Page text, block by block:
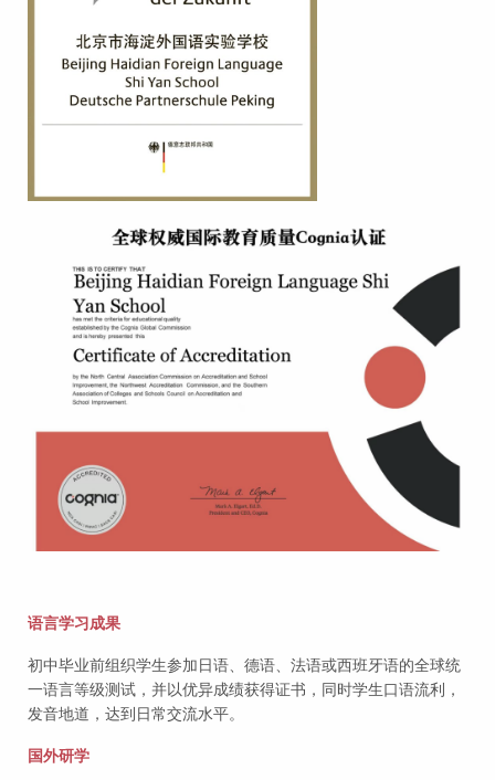
语言学习成果
初中毕业前组织学生参加日语、德语、法语或西班牙语的全球统
一语言等级测试，并以优异成绩获得证书，同时学生口语流利，
发音地道，达到日常交流水平。
国外研学